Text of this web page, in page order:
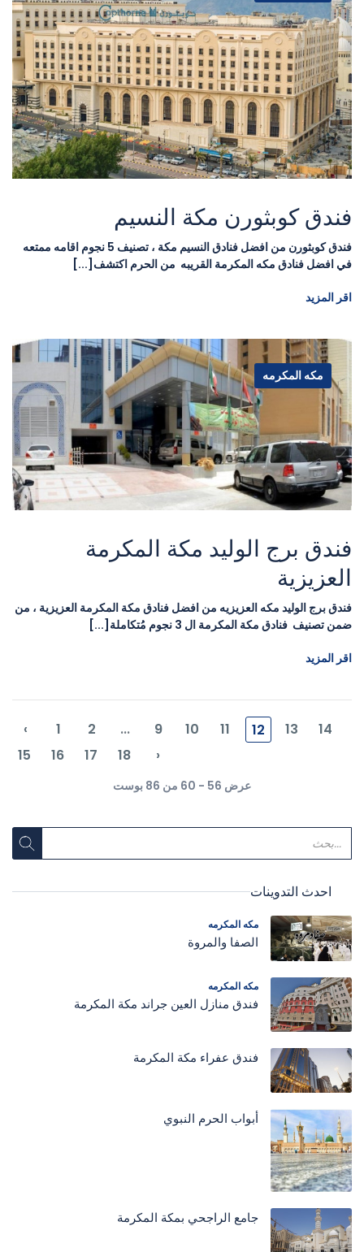
فندق كوبثورن مكة النسيم
فندق كوبثورن من افضل فنادق النسيم مكة ، تصنيف 5 نجوم اقامه ممتعه
في افضل فنادق مكه المكرمة القريبه من الحرم اكتشف[...]
اقر المزيد
مكه المكرمه
فندق برج الوليد مكة المكرمة
العزيزية
فندق برج الوليد مكه العزيزيه من افضل فنادق مكة المكرمة العزيزية ، من
ضمن تصنيف فنادق مكة المكرمة ال 3 نجوم مُتكاملة[...]
اقر المزيد
‹ 1 2 ... 9 10 11 12 13
14
15
16 17 18 ›
عرض 56 - 60 من 86 بوست
احدث التدوينات
مكه المكرمه
الصفا والمروة
مكه المكرمه
فندق منازل العين جراند مكة المكرمة
فندق عفراء مكة المكرمة
أبواب الحرم النبوي
جامع الراجحي بمكة المكرمة